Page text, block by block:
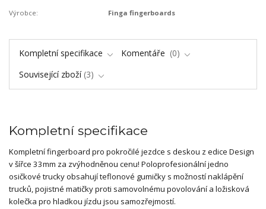
Výrobce: Finga fingerboards
Kompletní specifikace Komentáře
0
Související zboží 3
Kompletní specifikace
Kompletní fingerboard pro pokročilé jezdce s deskou z edice Design
v šířce 33mm za zvýhodněnou cenu! Poloprofesionální jedno
osičkové trucky obsahují teflonové gumičky s možností naklápění
trucků, pojistné matičky proti samovolnému povolování a ložisková
kolečka pro hladkou jízdu jsou samozřejmostí.